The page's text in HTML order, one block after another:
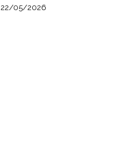
22/05/2026